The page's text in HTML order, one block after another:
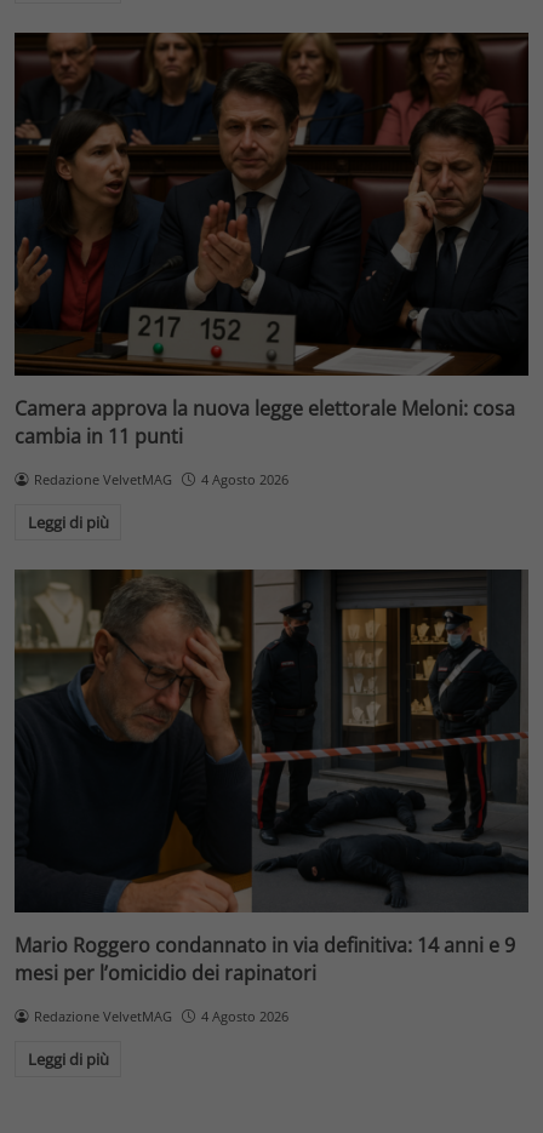
Camera approva la nuova legge elettorale Meloni: cosa
cambia in 11 punti
Redazione VelvetMAG 4 Agosto 2026
Leggi di più
Mario Roggero condannato in via definitiva: 14 anni e 9
mesi per l’omicidio dei rapinatori
Redazione VelvetMAG 4 Agosto 2026
Leggi di più